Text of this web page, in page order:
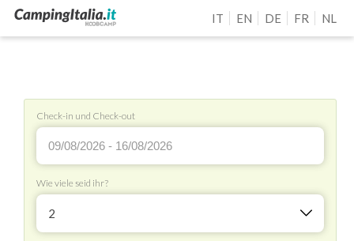
IT EN DE FR NL
Check-in und Check-out
Wie viele seid ihr?
2